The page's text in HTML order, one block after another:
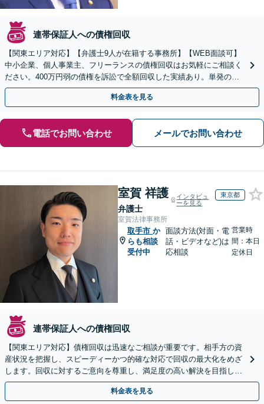
連帯保証人への債権回収
【関東エリア対応】【弁護士9人が在籍する事務所】【WEB面談可】
中小企業、個人事業主、フリーランスの債権回収はお気軽にご相談く
ださい。400万円弱の債権を訴訟で全額回収した実績あり。単発のご
依頼から、顧問契約まで対応しております
料金表を見る
電話でお問い合わせ メールでお問い合わせ
室賀 祥護
弁護士
インタビュ
ーを見る
東京都
室賀法律事務所
取手市 か
らも相談
受付中
面談方法(対面・電
話・ビデオなど)は
応相談
営業時
間：本日
定休日
連帯保証人への債権回収
【関東エリア対応】債権回収は迅速なご相談が重要です。相手方の資
産状況を把握し、スピーディーかつ的確な対応で回収の最大化をめざ
します。回収に対するご意向を尊重し、満足度の高い解決を目指しま
す【休日・夜間相談対応】
料金表を見る